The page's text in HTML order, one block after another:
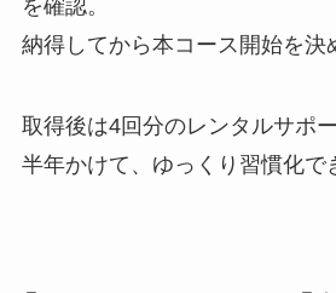
を確認。
納得してから本コース開始を決
取得後は4回分のレンタルサポー
半年かけて、ゆっくり習慣化で